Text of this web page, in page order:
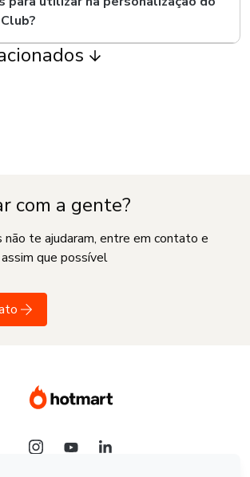
com a gente?
te ajudaram, entre em contato e
que possível